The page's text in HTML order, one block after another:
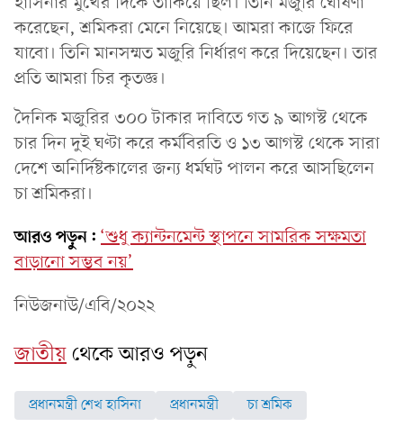
করেছেন, শ্রমিকরা মেনে নিয়েছে। আমরা কাজে ফিরে
যাবো। তিনি মানসম্মত মজুরি নির্ধারণ করে দিয়েছেন। তার
প্রতি আমরা চির কৃতজ্ঞ।
দৈনিক মজুরির ৩০০ টাকার দাবিতে গত ৯ আগস্ট থেকে
চার দিন দুই ঘণ্টা করে কর্মবিরতি ও ১৩ আগস্ট থেকে সারা
দেশে অনির্দিষ্টকালের জন্য ধর্মঘট পালন করে আসছিলেন
চা শ্রমিকরা।
আরও পড়ুন: ‘শুধু ক্যান্টনমেন্ট স্থাপনে সামরিক সক্ষমতা
বাড়ানো সম্ভব নয়’
নিউজনাউ/এবি/২০২২
জাতীয়থেকে আরও পড়ুন
প্রধানমন্ত্রী শেখ হাসিনা প্রধানমন্ত্রী চা শ্রমিক